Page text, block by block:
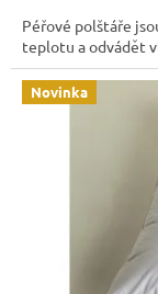
z
5
hvězdiček.
Péřové polštáře
teplotu a odvádět
Novinka